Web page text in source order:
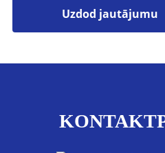
Uzdod jautājumu